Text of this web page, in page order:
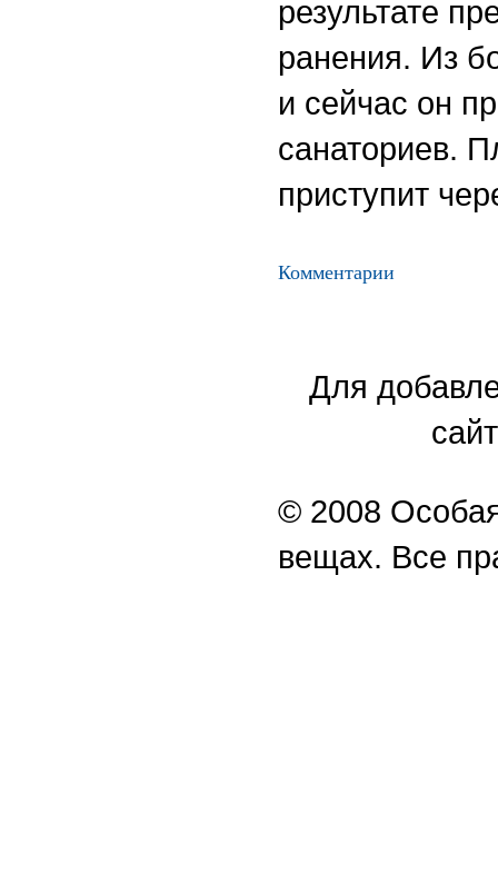
результате
ранения. Из
и сейчас он
санаториев.
приступит
Комментарии
Для
© 2008
вещах. Все